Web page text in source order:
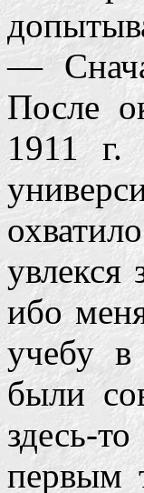
—
После
1911 г.
ибо
учебу
были
здесь-
первым